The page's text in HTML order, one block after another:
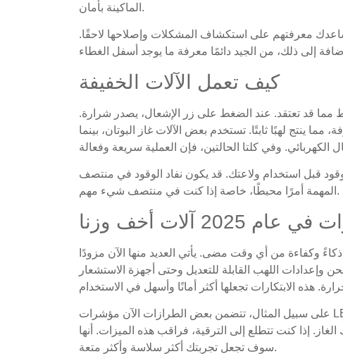
الماكينة بأمان.
معرفتهم على استكشاف المشكلات وإصلاحها لاحقًا.
كيف تعمل الآلات الخفيفة
مما قد تعتقد. عند الضغط على زر الإشعال، يصدر شرارة.
ينتج لهبًا ثابتًا. تستخدم بعض الآلات غاز البوتان، بينما
قبل استخدام ولاعتك. قد يكون نفاد الوقود في منتصف
المهمة أمرًا محبطًا، خاصة إذا كنت في منتصف شيء مهم.
الأخف في عام 2025 أكثر ذكاءً وكفاءة من أي وقت مضى. يأتي العديد منها الآن مزودًا
وإعدادات اللهب القابلة للتعديل وحتى أجهزة الاستشعار
على سبيل المثال، تتضمن بعض الطرازات الآن مؤشرات LED لإظهار مستويات الوقود. والبعض الآخر
إذا كنت تتطلع إلى الترقية، فراقب هذه الميزات. أنها
سوف تجعل تجربتك أكثر سلاسة وأكثر متعة.